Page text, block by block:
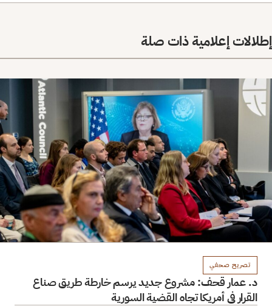
إطلالات إعلامية ذات صلة
تصريح صحفي
د. عمار قحف: مشروع جديد يرسم خارطة طريق صناع
القرار في أمريكا تجاه القضية السورية